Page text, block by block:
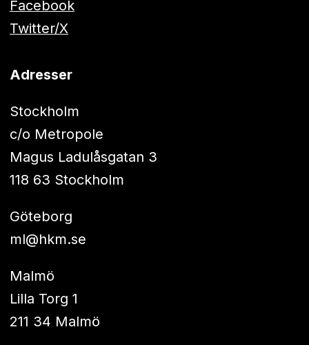
Facebook
Twitter/X
Adresser
Stockholm
c/o Metropole
Magus Ladulåsgatan 3
118 63 Stockholm
Göteborg
ml@hkm.se
Malmö
Lilla Torg 1
211 34 Malmö